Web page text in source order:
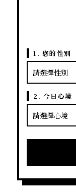
1. 您的性別
2. 今日心境